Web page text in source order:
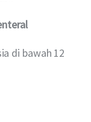
di bawah 12